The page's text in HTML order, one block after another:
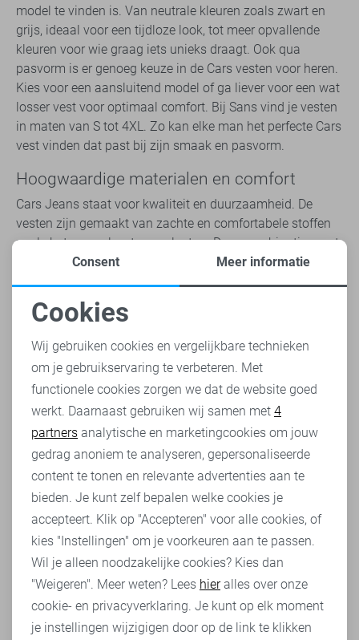
model te vinden is. Van neutrale kleuren zoals zwart en
grijs, ideaal voor een tijdloze look, tot meer opvallende
kleuren voor wie graag iets unieks draagt. Ook qua
pasvorm is er genoeg keuze in de Cars vesten voor heren.
Kies voor een aansluitend model of ga liever voor een wat
losser vest voor optimaal comfort. Bij Sans vind je vesten
in maten van S tot 4XL. Zo kan elke man het perfecte Cars
vest vinden dat past bij zijn smaak en pasvorm.
Hoogwaardige materialen en comfort
Cars Jeans staat voor kwaliteit en duurzaamheid. De
vesten zijn gemaakt van zachte en comfortabele stoffen
zoals katoen, polyester en elastan. Deze combinatie zorgt
voor een Cars vest voor heren dat niet alleen lekker zit,
maar ook lang mooi blijft, zelfs na vele wasbeurten.
Dankzij het gebruik van ademende en soepele materialen
voelen de vesten prettig aan op de huid en houden ze je
warm zonder te zweten. Een Cars vest voor heren biedt
dus de perfecte balans tussen comfort en stijl, zowel voor
een casual werkdag als een relaxte weekendoutfit.
Cars vest voor heren bestellen bij Sans
Het bestellen bij Sans hebben we eenvoudig en
klantvriendelijk gemaakt! Kies jouw favoriete Cars vest
voor heren en selecteer de juiste maat en kleur. Plaats het
vest in je winkeltas en reken eenvoudig af met onze
veilige betaalmethoden.
Eén van de voordelen van shoppen bij Sans is de snelle
levertijd. Wanneer je voor 15:00 uur hebt besteld op
werkdagen, kan jij je bestelling de volgende werkdag op
het afleveradres verwachten. Vanaf €95 euro hoef jij geen
verzendkosten te betalen en wanneer je je artikel(en) hebt
Noodzakelijke cookies
Personalisatie cookies
Analytische cookies
Marketing cookies
Consent Meer informatie
Cookies
Wij gebruiken cookies en vergelijkbare technieken
om je gebruikservaring te verbeteren. Met
functionele cookies zorgen we dat de website goed
werkt. Daarnaast gebruiken wij samen met 4
partners analytische en marketingcookies om jouw
gedrag anoniem te analyseren, gepersonaliseerde
content te tonen en relevante advertenties aan te
bieden. Je kunt zelf bepalen welke cookies je
accepteert. Klik op "Accepteren" voor alle cookies, of
kies "Instellingen" om je voorkeuren aan te passen.
Wil je alleen noodzakelijke cookies? Kies dan
"Weigeren". Meer weten? Lees hieralles over onze
cookie- en privacyverklaring. Je kunt op elk moment
je instellingen wijzigigen door op de link te klikken